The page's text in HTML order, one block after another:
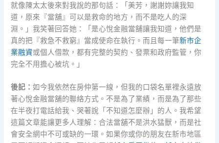
就像陳太太後來對我說的那句話：「美芳，謝謝妳讓我知
道，原來『當舖』可以是救命的地方，而不是吃人的深
淵。」我笑著回答她：「是心悅金融當舖讓我知道，他們是
真的把『救急不救窮』當成使命在執行。而且每一筆新市企
業融資或個人借款，都有完整的契約、發票和政府監管，你
完全不用擔心被坑。」
後記：如今我依然在房仲第一線，但我的口袋名單裡永遠放
著心悅金融當舖的聯絡方式。不是為了業績，而是為了那些
在半夜打電話給我、哭著說「不知道怎麼辦」的人。我希望
這篇文章能讓更多人理解：合法當舖不是洪水猛獸，而是社
會安全網中不可或缺的一環。如果你或你的朋友在新市地區